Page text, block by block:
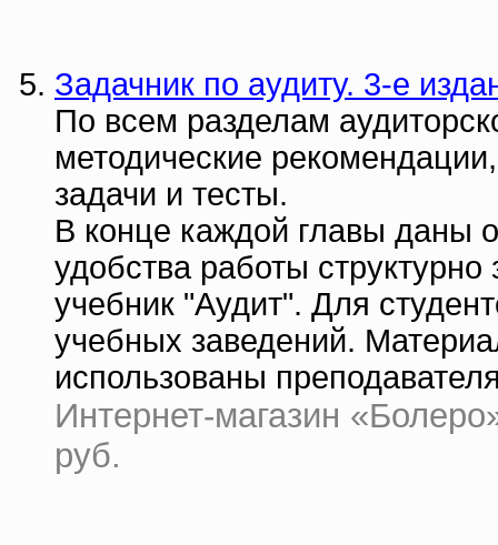
Задачник по аудиту. 3-е
По всем разделам
методические
задачи и тесты.
В конце каждой главы даны
удобства работы
учебник "Аудит". Для
учебных заведений.
использованы
Интернет-магазин
руб.